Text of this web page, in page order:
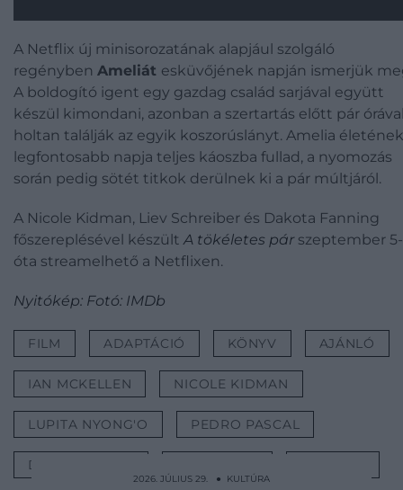
A Netflix új minisorozatának alapjául szolgáló
regényben Ameliát esküvőjének napján ismerjük
A boldogító igent egy gazdag család sarjával együtt
készül kimondani, azonban a szertartás előtt pár
holtan találják az egyik koszorúslányt. Amelia életének
legfontosabb napja teljes káoszba fullad, a nyomozás
során pedig sötét titkok derülnek ki a pár múltjáról.
A Nicole Kidman, Liev Schreiber és Dakota Fanning
főszereplésével készültA tökéletes pár szeptember
óta streamelhető a Netflixen.
Nyitókép: Fotó: IMDb
FILM ADAPTÁCIÓ KÖNYV AJÁNLÓ
IAN MCKELLEN NICOLE KIDMAN
LUPITA NYONG'O PEDRO PASCAL
DREAMWORKS
2026. JÚLIUS 29. ● KULTÚRA